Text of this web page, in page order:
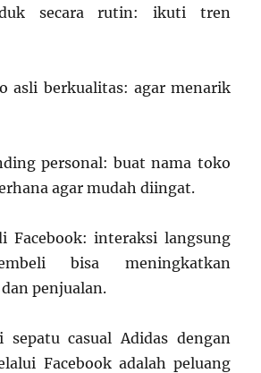
secara rutin: ikuti tren
asli berkualitas: agar menarik
personal: buat nama toko
agar mudah diingat.
Facebook: interaksi langsung
bisa meningkatkan
penjualan.
casual Adidas dengan
Facebook adalah peluang